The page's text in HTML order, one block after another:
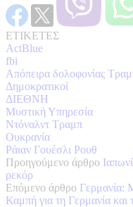
ΕΤΙΚΕΤΕΣ
ActBlue
fbi
Απόπειρα δολοφονίας
Δημοκρατικοί
ΔΙΕΘΝΗ
Μυστική Υπηρεσία
Ντόναλντ Τραμπ
Ουκρανία
Ράιαν Γουέσλι Ρουθ
Προηγούμενο άρθρο
ρεκόρ
Επόμενο άρθρο Γερμανία:
Καμπή για τη Γερμανία και